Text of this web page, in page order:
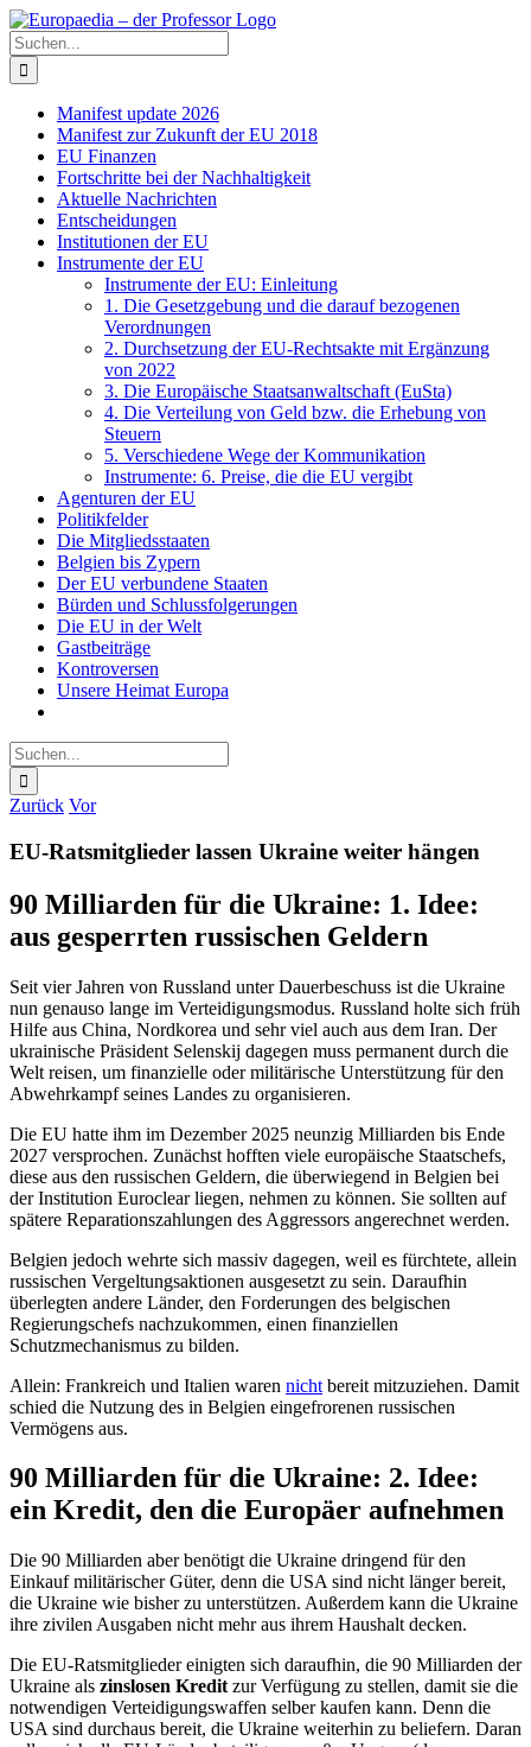
Zum
Inhalt
springen
Facebook
X
Instagram
Pinterest
Suche
nach:
Manifest update 2026
Manifest zur Zukunft der EU 2018
EU Finanzen
Fortschritte bei der Nachhaltigkeit
Aktuelle Nachrichten
Entscheidungen
Institutionen der EU
Instrumente der EU
Instrumente der EU: Einleitung
1. Die Gesetzgebung und die darauf bezogenen
Verordnungen
2. Durchsetzung der EU-Rechtsakte mit Ergänzung
von 2022
3. Die Europäische Staatsanwaltschaft (EuSta)
4. Die Verteilung von Geld bzw. die Erhebung von
Steuern
5. Verschiedene Wege der Kommunikation
Instrumente: 6. Preise, die die EU vergibt
Agenturen der EU
Politikfelder
Die Mitgliedsstaaten
Belgien bis Zypern
Der EU verbundene Staaten
Bürden und Schlussfolgerungen
Die EU in der Welt
Gastbeiträge
Kontroversen
Unsere Heimat Europa
Suche
nach:
Zurück Vor
EU-Ratsmitglieder lassen Ukraine weiter hängen
90 Milliarden für die Ukraine: 1. Idee:
aus gesperrten russischen Geldern
Seit vier Jahren von Russland unter Dauerbeschuss ist die Ukraine
nun genauso lange im Verteidigungsmodus. Russland holte sich früh
Hilfe aus China, Nordkorea und sehr viel auch aus dem Iran. Der
ukrainische Präsident Selenskij dagegen muss permanent durch die
Welt reisen, um finanzielle oder militärische Unterstützung für den
Abwehrkampf seines Landes zu organisieren.
Die EU hatte ihm im Dezember 2025 neunzig Milliarden bis Ende
2027 versprochen. Zunächst hofften viele europäische Staatschefs,
diese aus den russischen Geldern, die überwiegend in Belgien bei
der Institution Euroclear liegen, nehmen zu können. Sie sollten auf
spätere Reparationszahlungen des Aggressors angerechnet werden.
Belgien jedoch wehrte sich massiv dagegen, weil es fürchtete, allein
russischen Vergeltungsaktionen ausgesetzt zu sein. Daraufhin
überlegten andere Länder, den Forderungen des belgischen
Regierungschefs nachzukommen, einen finanziellen
Schutzmechanismus zu bilden.
Allein: Frankreich und Italien waren nicht bereit mitzuziehen. Damit
schied die Nutzung des in Belgien eingefrorenen russischen
Vermögens aus.
90 Milliarden für die Ukraine: 2. Idee:
ein Kredit, den die Europäer aufnehmen
Die 90 Milliarden aber benötigt die Ukraine dringend für den
Einkauf militärischer Güter, denn die USA sind nicht länger bereit,
die Ukraine wie bisher zu unterstützen. Außerdem kann die Ukraine
ihre zivilen Ausgaben nicht mehr aus ihrem Haushalt decken.
Die EU-Ratsmitglieder einigten sich daraufhin, die 90 Milliarden der
Ukraine als zinslosen Kredit zur Verfügung zu stellen, damit sie die
notwendigen Verteidigungswaffen selber kaufen kann. Denn die
USA sind durchaus bereit, die Ukraine weiterhin zu beliefern. Daran